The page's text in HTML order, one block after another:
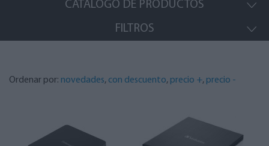
CATÁLOGO DE PRODUCTOS
FILTROS
Ordenar por: novedades, con descuento, precio +, precio -